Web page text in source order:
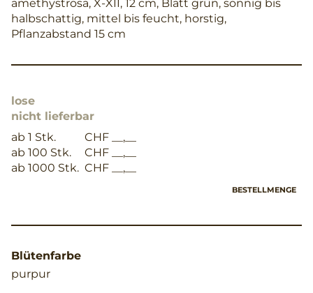
amethystrosa, X-XII, 12 cm, Blatt grün, sonnig bis
halbschattig, mittel bis feucht, horstig,
Pflanzabstand 15 cm
lose
nicht lieferbar
ab 1 Stk.
CHF __,__
ab 100 Stk.
CHF __,__
ab 1000 Stk. CHF __,__
BESTELLMENGE
Blütenfarbe
purpur